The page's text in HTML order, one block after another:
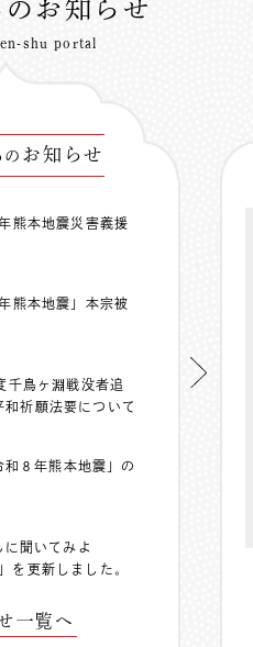
のお知らせ
shu portal
の お知らせ
熊本地震災害義援
熊本地震」本宗被
千鳥ヶ淵戦没者追
祈願法要について
和８年熊本地震」の
に聞いてみよ
を更新しました。
一覧へ